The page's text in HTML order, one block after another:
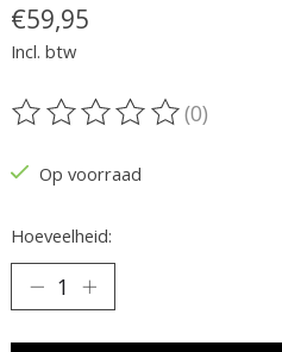
€59,95
Incl. btw
De beoordeling van dit
(0)
Op voorraad
Hoeveelheid: